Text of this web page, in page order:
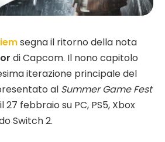
segna il ritorno della nota
di Capcom. Il nono capitolo
iterazione principale del
al Summer Game Fest
febbraio su PC, PS5, Xbox
Switch 2.